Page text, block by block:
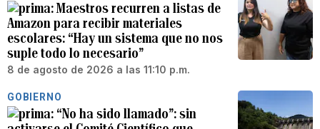
Maestros recurren a listas de
Amazon para recibir materiales
escolares: “Hay un sistema que no nos
suple todo lo necesario”
8 de agosto de 2026 a las 11:10 p.m.
GOBIERNO
“No ha sido llamado”: sin